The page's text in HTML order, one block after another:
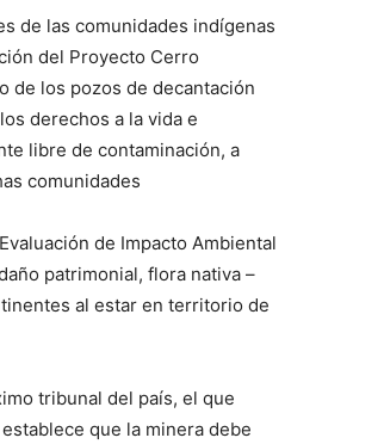
de las comunidades indígenas
del Proyecto Cerro
de los pozos de decantación
derechos a la vida e
libre de contaminación, a
comunidades
de Impacto Ambiental
patrimonial, flora nativa –
al estar en territorio de
tribunal del país, el que
que la minera debe